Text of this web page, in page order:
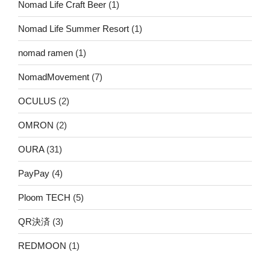
Nomad Life Craft Beer (1)
Nomad Life Summer Resort (1)
nomad ramen (1)
NomadMovement (7)
OCULUS (2)
OMRON (2)
OURA(31)
PayPay (4)
Ploom TECH (5)
QR決済 (3)
REDMOON (1)